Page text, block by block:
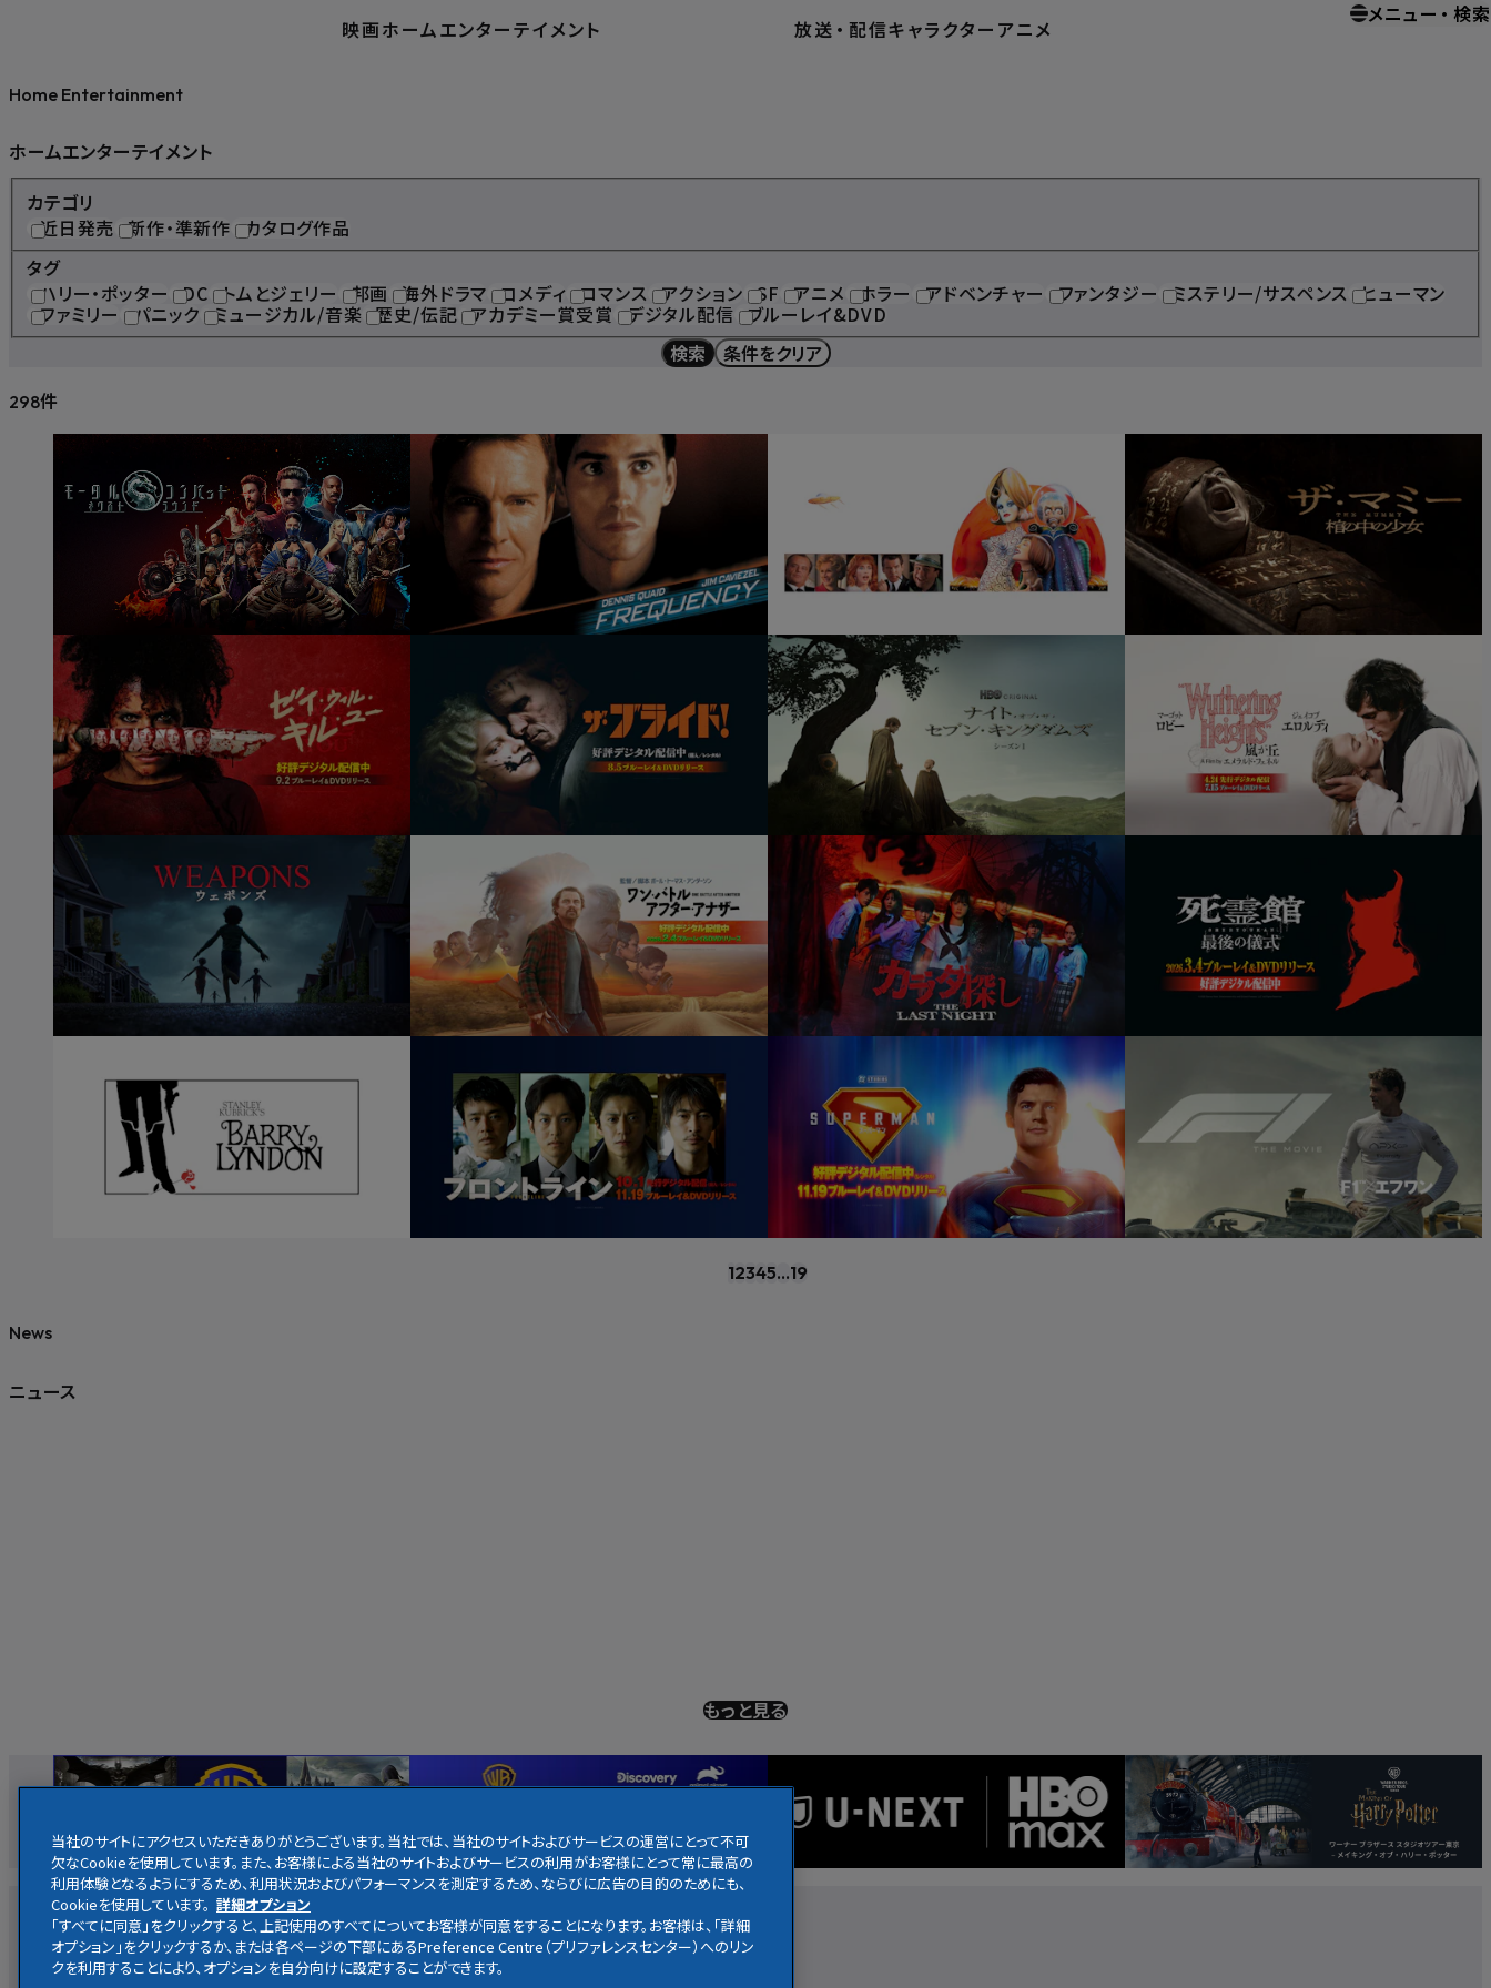
映画ホームエンターテイメント 放送 ・ 配信キャラクター アニメ
メニュー ・ 検索
Home Entertainment
ホームエンターテイメント
カテゴリ
近日発売 新作・準新作 カタログ作品
タグ
ハリー・ポッター
DC トムとジェリー 邦画 海外ドラマ コメディ ロマンス アクション SF アニメ ホラー アドベンチャー ファンタジー ミステリー/サスペンス ヒューマン
ファミリー パニック ミュージカル/音楽 歴史/伝記 アカデミー賞受賞 デジタル配信 ブルーレイ&DVD
検索
条件をクリア
298件
12345...19
News
ニュース
もっと見る
映画ホームエンターテイメント放送・配信キャラクターアニメニュースお知らせ
ハリー・ポッター公式サイト
当社のサイトにアクセスいただきありがとうございます。当社では、当社のサイトおよびサービスの運営にとって不可
欠なCookieを使用しています。また、お客様による当社のサイトおよびサービスの利用がお客様にとって常に最高の
利用体験となるようにするため、利用状況およびパフォーマンスを測定するため、ならびに広告の目的のためにも、
Cookieを使用しています。 詳細オプション
「すべてに同意」をクリックすると、上記使用のすべてについてお客様が同意をすることになります。お客様は、「詳細
オプション」をクリックするか、または各ページの下部にあるPreference Centre（プリファレンスセンター）へのリン
クを利用することにより、オプションを自分向けに設定することができます。